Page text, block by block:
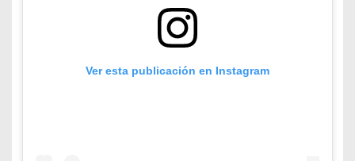
Ver esta publicación en Instagram